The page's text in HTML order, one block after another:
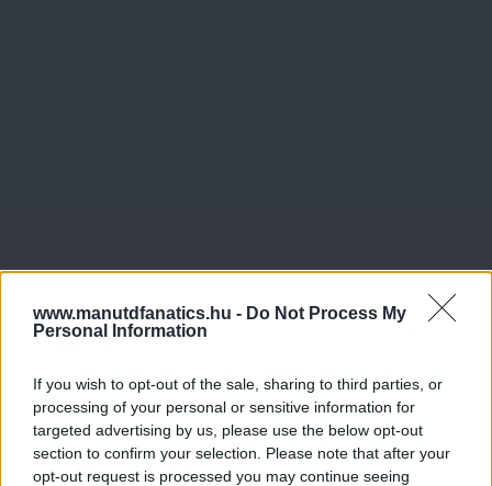
www.manutdfanatics.hu - Do Not Process My
Personal Information
If you wish to opt-out of the sale, sharing to third parties, or
processing of your personal or sensitive information for
targeted advertising by us, please use the below opt-out
section to confirm your selection. Please note that after your
opt-out request is processed you may continue seeing